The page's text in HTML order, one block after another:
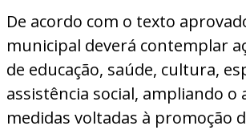
De acordo com o texto
municipal deverá contemplar
de educação, saúde, cultura,
assistência social, ampliando o
medidas voltadas à promoção